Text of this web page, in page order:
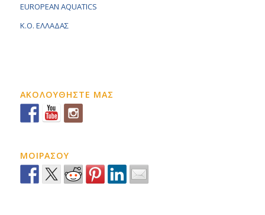
EUROPEAN AQUATICS
K.O. ΕΛΛΑΔΑΣ
ΑΚΟΛΟΥΘΗΣΤΕ ΜΑΣ
ΜΟΙΡΑΣΟΥ